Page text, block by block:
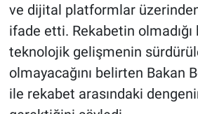
ve dijital platformlar
ifade etti. Rekabetin
teknolojik gelişmenin
olmayacağını belirten Bakan
ile rekabet arasındaki